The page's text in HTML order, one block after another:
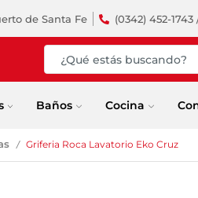
de Santa Fe (0342) 452-
Baños Cocina
/ Griferia Roca Lavatorio Eko Cruz